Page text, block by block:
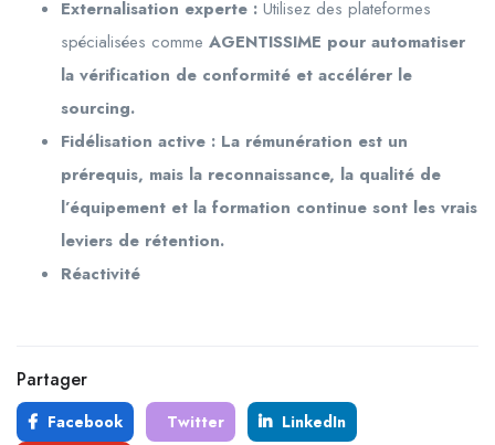
Externalisation experte : Utilisez des plateformes
spécialisées comme AGENTISSIME pour automatiser
la vérification de conformité et accélérer le
sourcing.
Fidélisation active : La rémunération est un
prérequis, mais la reconnaissance, la qualité de
l’équipement et la formation continue sont les vrais
leviers de rétention.
Réactivité
Partager
Facebook Twitter
LinkedIn